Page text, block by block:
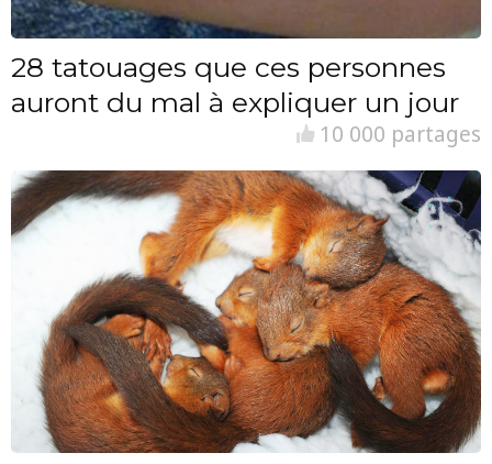
28 tatouages que ces personnes
auront du mal à expliquer un jour
10 000 partages